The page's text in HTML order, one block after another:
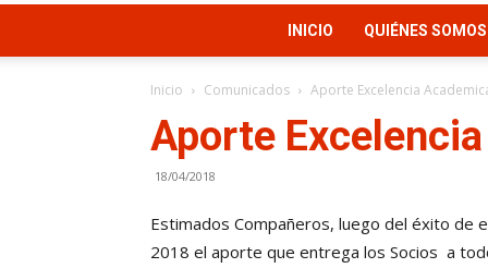
INICIO QUIÉNES SOMOS
Inicio Comunicados Aporte Excelencia
Aporte
18/04/2018
Estimados Compañeros, luego del éxito de
2018 el aporte que entrega los Socios a